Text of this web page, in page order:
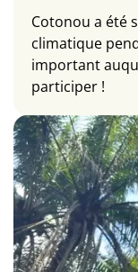
Cotonou a été
climatique
important
participer !